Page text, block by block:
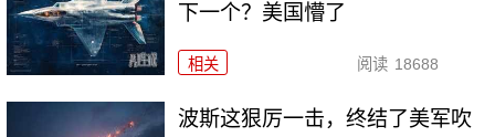
下一个？美国懵了
相关 阅读 18688
波斯这狠厉一击，终结了美军吹